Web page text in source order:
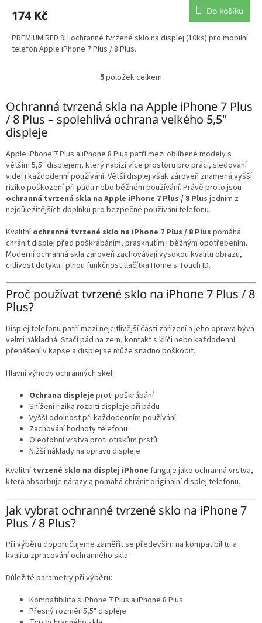
174 Kč Do košíku
PREMIUM RED 9H ochranné tvrzené sklo na displej (10ks) pro mobilní
telefon Apple iPhone 7 Plus / 8 Plus.
O
l
á
d
c
í
p
r
v
k
y
v
ý
p
i
s
u
5položek celkem
Ochranná tvrzená skla na Apple iPhone 7 Plus
/ 8 Plus – spolehlivá ochrana velkého 5,5"
displeje
Apple iPhone 7 Plus a iPhone 8 Plus patří mezi oblíbené modely s
větším 5,5" displejem, který nabízí více prostoru pro práci, sledování
videí i každodenní používání. Větší displej však zároveň znamená vyšší
riziko poškození při pádu nebo běžném používání. Právě proto jsou
ochranná tvrzená skla na Apple iPhone 7 Plus / 8 Plus jedním z
nejdůležitějších doplňků pro bezpečné používání telefonu.
Kvalitníochranné tvrzené sklo na iPhone 7 Plus / 8 Plus pomáhá
chránit displej před poškrábáním, prasknutím i běžným opotřebením.
Moderní ochranná skla zároveň zachovávají vysokou kvalitu obrazu,
citlivost dotyku i plnou funkčnost tlačítka Home s Touch ID.
Proč používat tvrzené sklo na iPhone 7 Plus / 8
Plus?
Displej telefonu patří mezi nejcitlivější části zařízení a jeho oprava bývá
velmi nákladná. Stačí pád na zem, kontakt s klíči nebo každodenní
přenášení v kapse a displej se může snadno poškodit.
Hlavní výhody ochranných skel:
Ochrana displeje proti poškrábání
Snížení rizika rozbití displeje při pádu
Vyšší odolnost při každodenním používání
Zachování hodnoty telefonu
Oleofobní vrstva proti otiskům prstů
Nižší náklady na opravu displeje
Kvalitnítvrzené sklo na displej iPhone funguje jako ochranná vrstva,
která absorbuje nárazy a pomáhá chránit originální displej telefonu.
Jak vybrat ochranné tvrzené sklo na iPhone 7
Plus / 8 Plus?
Při výběru doporučujeme zaměřit se především na kompatibilitu a
kvalitu zpracování ochranného skla.
Důležité parametry při výběru:
Kompatibilita s iPhone 7 Plus a iPhone 8 Plus
Přesný rozměr 5,5" displeje